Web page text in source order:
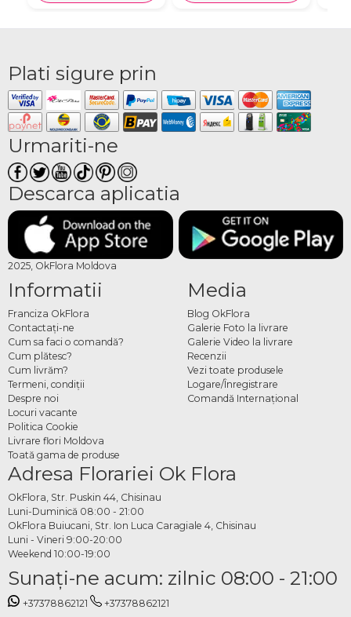
Plati sigure prin
Urmariti-ne
Descarca aplicatia
2025, OkFlora Moldova
Informatii
Franciza OkFlora
Contactaţi-ne
Cum sa faci o comandă?
Cum plătesc?
Cum livrăm?
Termeni, condiţii
Despre noi
Locuri vacante
Politica Cookie
Livrare flori Moldova
Toată gama de produse
Media
Blog OkFlora
Galerie Foto la livrare
Galerie Video la livrare
Recenzii
Vezi toate produsele
Logare/Înregistrare
Comandă Internațional
Adresa Florariei Ok Flora
OkFlora, Str. Puskin 44, Chisinau
Luni-Duminică 08:00 - 21:00
OkFlora Buiucani, Str. Ion Luca Caragiale 4, Chisinau
Luni - Vineri 9:00-20:00
Weekend 10:00-19:00
Sunaţi-ne acum: zilnic 08:00 - 21:00
+37378862121 +37378862121